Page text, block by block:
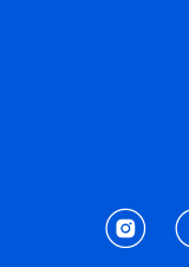
instagram